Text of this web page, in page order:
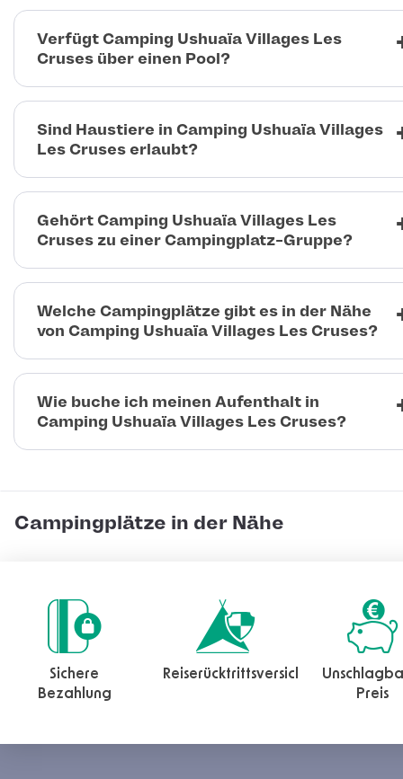
Verfügt Camping Ushuaïa Villages Les
Cruses über einen Pool?
Sind Haustiere in Camping Ushuaïa Villages
Les Cruses erlaubt?
Gehört Camping Ushuaïa Villages Les
Cruses zu einer Campingplatz-Gruppe?
Welche Campingplätze gibt es in der Nähe
von Camping Ushuaïa Villages Les Cruses?
Wie buche ich meinen Aufenthalt in
Camping Ushuaïa Villages Les Cruses?
Campingplätze in der Nähe
Sichere
Bezahlung
Reiserücktrittsversicherung
Preis